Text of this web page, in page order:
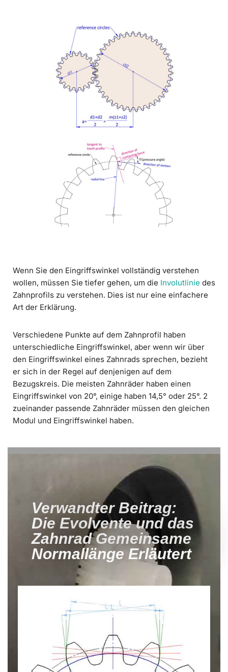
Wenn Sie den Eingriffswinkel vollständig verstehen
wollen, müssen Sie tiefer gehen, um die Involutlinie des
Zahnprofils zu verstehen. Dies ist nur eine einfachere
Art der Erklärung.
Verschiedene Punkte auf dem Zahnprofil haben
unterschiedliche Eingriffswinkel, aber wenn wir über
den Eingriffswinkel eines Zahnrads sprechen, bezieht
er sich in der Regel auf denjenigen auf dem
Bezugskreis. Die meisten Zahnräder haben einen
Eingriffswinkel von 20°, einige haben 14,5° oder 25°. 2
zueinander passende Zahnräder müssen den gleichen
Modul und Eingriffswinkel haben.
Verwandter Beitrag:
Die Evolvente und das
Zahnrad Gemeinsame
Normallänge Erläutert